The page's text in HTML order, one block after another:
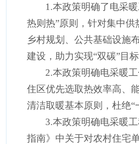
1.本政策明确了电采
热则热”原则，针对集中
乡村规划、公共基础设施
建设，助力实现“双碳”目标
2.本政策明确电采暖
住区优先选取热效率高、
清洁取暖基本原则，杜绝“
3.本政策明确电采暖
指南》中关于对农村住宅